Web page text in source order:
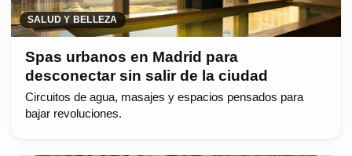
SALUD Y BELLEZA
Spas urbanos en Madrid para
desconectar sin salir de la ciudad
Circuitos de agua, masajes y espacios pensados para
bajar revoluciones.